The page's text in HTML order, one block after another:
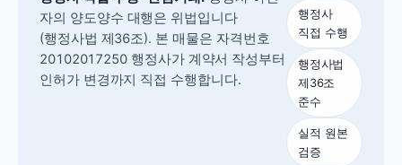
자의 양도양수 대행은 위법입니다
(행정사법 제36조). 본 매물은 자격번호
20102017250 행정사가 계약서 작성부터
인허가 변경까지 직접 수행합니다.
행정사
직접 수행
행정사법
제36조
준수
실적 원본
검증